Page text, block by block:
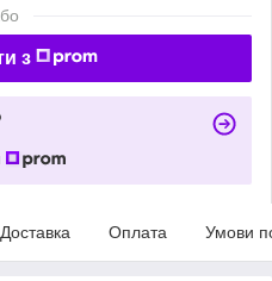
з
Доставка Оплата Умови